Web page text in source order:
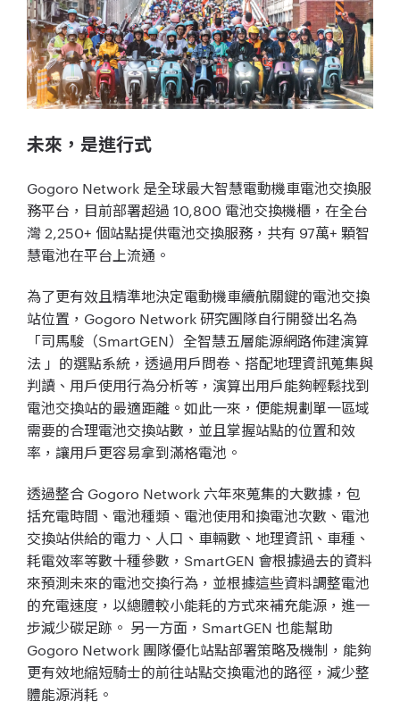
未來，是進行式
Gogoro Network 是全球最大智慧電動機車電池交換服
務平台，目前部署超過 10,800 電池交換機櫃，在全台
灣 2,250+ 個站點提供電池交換服務，共有 97萬+ 顆智
慧電池在平台上流通。
為了更有效且精準地決定電動機車續航關鍵的電池交換
站位置，Gogoro Network 研究團隊自行開發出名為
「司馬駿（SmartGEN）全智慧五層能源網路佈建演算
法 」的選點系統，透過用戶問卷、搭配地理資訊蒐集與
判讀、用戶使用行為分析等，演算出用戶能夠輕鬆找到
電池交換站的最適距離。如此一來，便能規劃單一區域
需要的合理電池交換站數，並且掌握站點的位置和效
率，讓用戶更容易拿到滿格電池。
透過整合 Gogoro Network 六年來蒐集的大數據，包
括充電時間、電池種類、電池使用和換電池次數、電池
交換站供給的電力、人口、車輛數、地理資訊、車種、
耗電效率等數十種參數，SmartGEN 會根據過去的資料
來預測未來的電池交換行為，並根據這些資料調整電池
的充電速度，以總體較小能耗的方式來補充能源，進一
步減少碳足跡。 另一方面，SmartGEN 也能幫助
Gogoro Network 團隊優化站點部署策略及機制，能夠
更有效地縮短騎士的前往站點交換電池的路徑，減少整
體能源消耗。